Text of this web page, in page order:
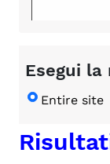
Esegui la
Entire site